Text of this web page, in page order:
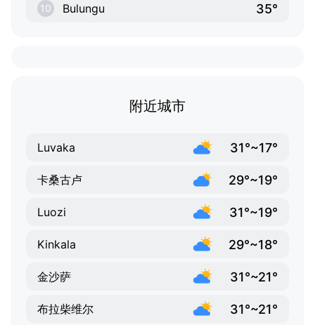
10 Bulungu 35°
附近城市
Luvaka 31°~17°
卡桑古卢 29°~19°
Luozi 31°~19°
Kinkala 29°~18°
金沙萨 31°~21°
布拉柴维尔 31°~21°